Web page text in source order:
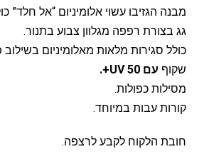
מבנה הגזיבו עשוי אלומיניום “אל חלד”
גג בצורת רפפה מגלוון צבוע בתנור.
שקוף עם UV 50+.
מסילות כפולות.
קורות עבות במיוחד.
חובת הלקוח לקבע לרצפה.